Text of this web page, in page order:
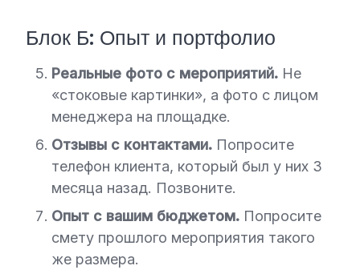
Блок Б: Опыт и портфолио
Реальные фото с мероприятий. Не
«стоковые картинки», а фото с лицом
менеджера на площадке.
Отзывы с контактами. Попросите
телефон клиента, который был у них 3
месяца назад. Позвоните.
Опыт с вашим бюджетом. Попросите
смету прошлого мероприятия такого
же размера.